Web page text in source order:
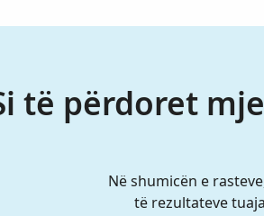
të përdoret
Në shumicën e
të rezultateve